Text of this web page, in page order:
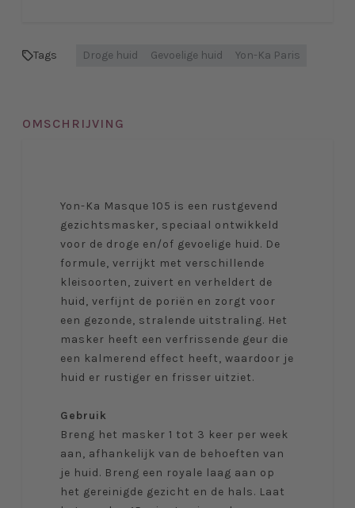
Tags Droge huid Gevoelige huid Yon-Ka Paris
OMSCHRIJVING
Yon-Ka Masque 105 is een rustgevend
gezichtsmasker, speciaal ontwikkeld
voor de droge en/of gevoelige huid. De
formule, verrijkt met verschillende
kleisoorten, zuivert en verheldert de
huid, verfijnt de poriën en zorgt voor
een gezonde, stralende uitstraling. Het
masker heeft een verfrissende geur die
een kalmerend effect heeft, waardoor je
huid er rustiger en frisser uitziet.
Gebruik
Breng het masker 1 tot 3 keer per week
aan, afhankelijk van de behoeften van
je huid. Breng een royale laag aan op
het gereinigde gezicht en de hals. Laat